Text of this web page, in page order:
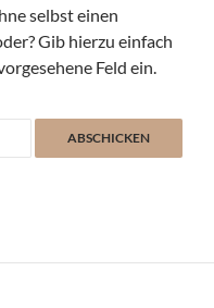
selbst einen
Gib hierzu einfach
Feld ein.